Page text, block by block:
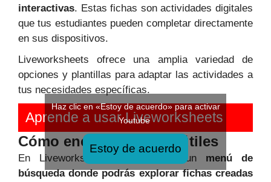
interactivas. Estas fichas son actividades digitales
que tus estudiantes pueden completar directamente
en sus dispositivos.
Liveworksheets ofrece una amplia variedad de
opciones y plantillas para adaptar las actividades a
tus necesidades específicas.
Aprende a usar Liveworksheets
Haz clic en «Estoy de acuerdo» para activar
Youtube
Estoy de acuerdo
Cómo encontrar fichas útiles
En Liveworksheets, encontrarás un menú de
búsqueda donde podrás explorar fichas creadas